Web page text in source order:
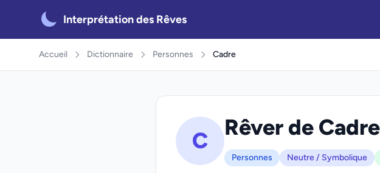
Interprétation des Rêves
Accueil Dictionnaire Personnes Cadre
C
Rêver de
Personnes Neutre / Symbolique